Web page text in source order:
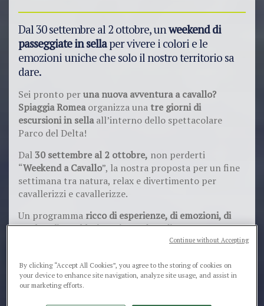
Dal 30 settembre al 2 ottobre, unweekend di
passeggiate in sellaper vivere i colori e le
emozioni uniche che solo il nostro territorio sa
dare.
Sei pronto peruna nuova avventura a cavallo?
Spiaggia Romeaorganizza unatre giorni di
escursioni in sellaall’interno dello spettacolare
Parco del Delta!
Dal30 settembre al 2 ottobre, non perderti
“Weekend a Cavallo”, la nostra proposta per un fine
settimana tra natura, relax e divertimento per
cavallerizzi e cavallerizze.
Un programma ricco di esperienze, di emozioni, di
verde e di aneddoti storico-culturali, perfetto per chi
desidera godersi gli incantevoli panorami e i
trascorrendo tre giorni all’aria aperta e rompendo
con la normale routine.
Ecco cosa faremo durante la tre giorni:
By clicking “Accept All Cookies”, you agree to the storing of cookies on
your device to enhance site navigation, analyze site usage, and assist in
our marketing efforts.
Continue without Accepting